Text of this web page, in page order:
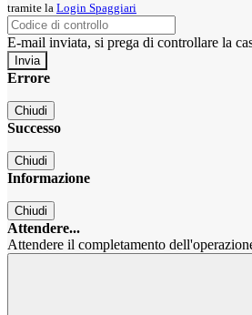
tramite la Login Spaggiari
E-mail inviata, si prega di controllare la
Errore
Chiudi
Successo
Chiudi
Informazione
Chiudi
Attendere...
Attendere il completamento